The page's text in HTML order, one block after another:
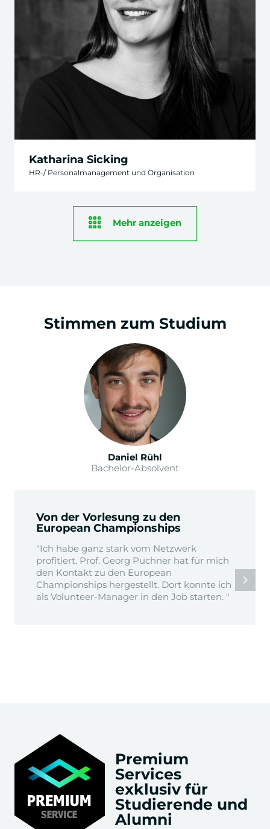
Katharina Sicking
HR-/ Personalmanagement und Organisation
Mehr anzeigen
Stimmen zum Studium
Daniel Rühl
Bachelor-Absolvent
Von der Vorlesung zu den
European Championships
"Ich habe ganz stark vom Netzwerk
profitiert. Prof. Georg Puchner hat für mich
den Kontakt zu den European
Championships hergestellt. Dort konnte ich
als Volunteer-Manager in den Job starten. "
Premium
Services
exklusiv für
Studierende und
Alumni